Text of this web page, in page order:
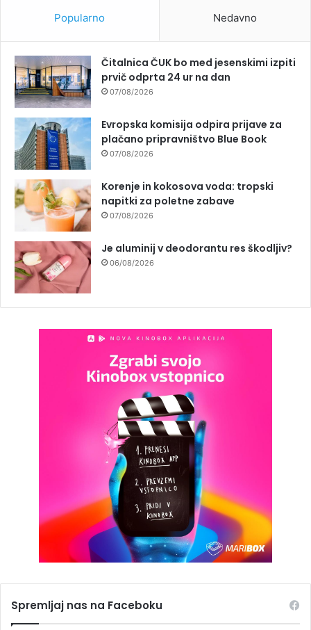
Popularno Nedavno
Čitalnica ČUK bo med jesenskimi izpiti
prvič odprta 24 ur na dan
07/08/2026
Evropska komisija odpira prijave za
plačano pripravništvo Blue Book
07/08/2026
Korenje in kokosova voda: tropski
napitki za poletne zabave
07/08/2026
Je aluminij v deodorantu res škodljiv?
06/08/2026
Spremljaj nas na Faceboku